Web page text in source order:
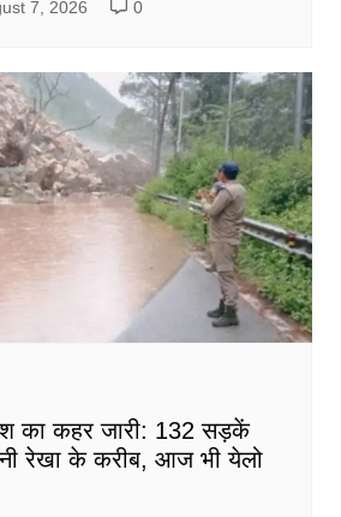
7, 2026 0
का कहर जारी: 132 सड़कें
रेखा के करीब, आज भी येलो